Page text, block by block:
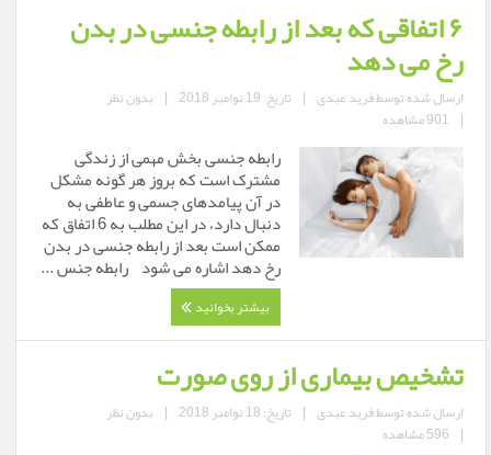
۶ اتفاقی که بعد از رابطه جنسی در بدن
رخ می دهد
ارسال شده توسطفرید عبدی | تاریخ: 19 نوامبر 2018 | بدون نظر
| 901 مشاهده
رابطه جنسی بخش مهمی از زندگی
مشترک است که بروز هر گونه مشکل
در آن پیامدهای جسمی و عاطفی به
دنبال دارد، در این مطلب به 6 اتفاق که
ممکن است بعد از رابطه جنسی در بدن
رخ دهد اشاره می شود رابطه جنس ...
بیشتر بخوانید
تشخیص بیماری از روی صورت
ارسال شده توسطفرید عبدی | تاریخ: 18 نوامبر 2018 | بدون نظر
| 596 مشاهده